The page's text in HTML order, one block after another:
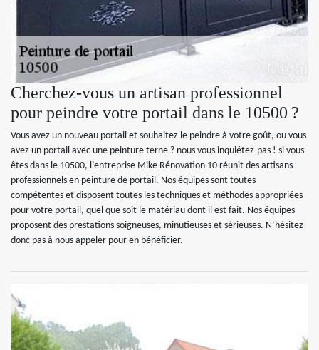
Cherchez-vous un artisan professionnel
pour peindre votre portail dans le 10500 ?
Vous avez un nouveau portail et souhaitez le peindre à votre goût, ou vous
avez un portail avec une peinture terne ? nous vous inquiétez-pas ! si vous
êtes dans le 10500, l’entreprise Mike Rénovation 10 réunit des artisans
professionnels en peinture de portail. Nos équipes sont toutes
compétentes et disposent toutes les techniques et méthodes appropriées
pour votre portail, quel que soit le matériau dont il est fait. Nos équipes
proposent des prestations soigneuses, minutieuses et sérieuses. N’hésitez
donc pas à nous appeler pour en bénéficier.